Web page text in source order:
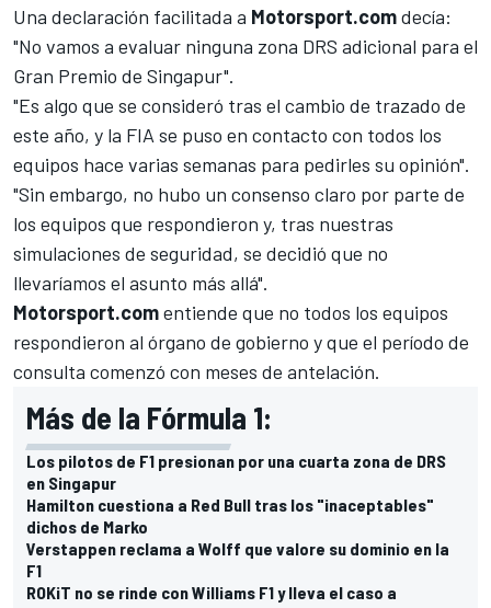
Una declaración facilitada a Motorsport.comdecía:
"No vamos a evaluar ninguna zona DRS adicional para el
Gran Premio de Singapur".
"Es algo que se consideró tras el cambio de trazado de
este año, y la FIA se puso en contacto con todos los
equipos hace varias semanas para pedirles su opinión".
"Sin embargo, no hubo un consenso claro por parte de
los equipos que respondieron y, tras nuestras
simulaciones de seguridad, se decidió que no
llevaríamos el asunto más allá".
Motorsport.comentiende que no todos los equipos
respondieron al órgano de gobierno y que el período de
consulta comenzó con meses de antelación.
Más de la Fórmula 1:
Los pilotos de F1 presionan por una cuarta zona de DRS
en Singapur
Hamilton cuestiona a Red Bull tras los "inaceptables"
dichos de Marko
Verstappen reclama a Wolff que valore su dominio en la
F1
ROKiT no se rinde con Williams F1 y lleva el caso a